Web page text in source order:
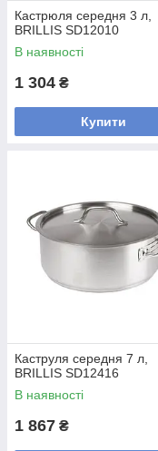
Кастрюля середня 3 л,
BRILLIS SD12010
В наявності
1 304 ₴
Купити
Каструля середня 7 л,
BRILLIS SD12416
В наявності
1 867 ₴